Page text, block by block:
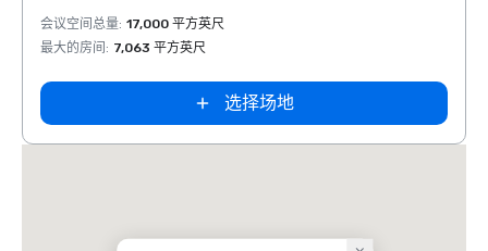
会议空间总量: 17,000 平方英尺
最大的房间 : 7,063 平方英尺
选择场地